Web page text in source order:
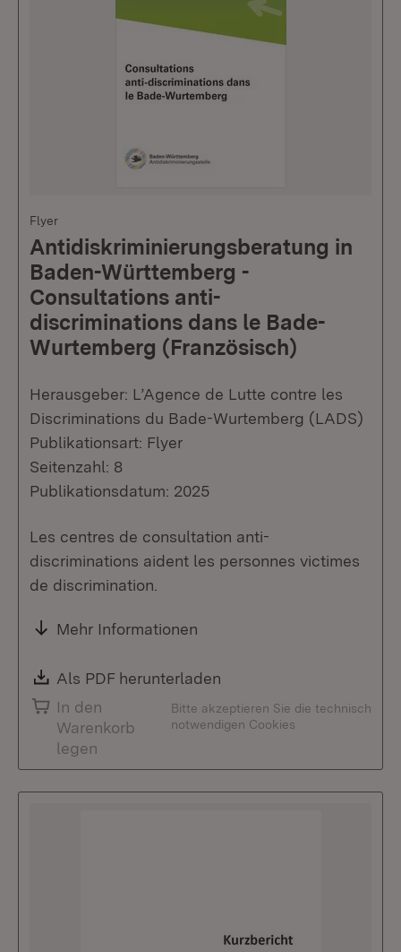
Flyer
Antidiskriminierungsberatung in
Baden-Württemberg -
Consultations anti-
discriminations dans le Bade-
Wurtemberg (Französisch)
Herausgeber: L’Agence de Lutte contre les
Discriminations du Bade-Wurtemberg (LADS)
Publikationsart: Flyer
Seitenzahl: 8
Publikationsdatum: 2025
Les centres de consultation anti-
discriminations aident les personnes victimes
de discrimination.
Mehr Informationen
Download:
Als PDF herunterladen
In den
Warenkorb
legen
Bitte akzeptieren Sie die technisch
notwendigen Cookies